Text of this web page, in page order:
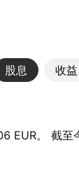
股息 收益
EUR。 截至